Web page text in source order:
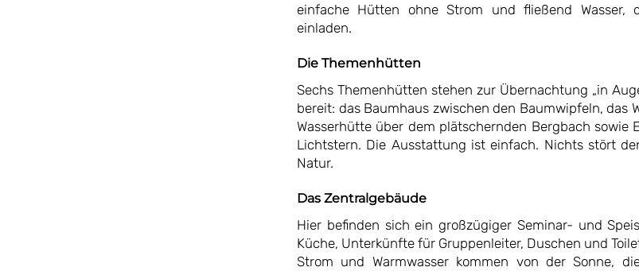
einfache Hütten ohne Strom und fließend Wasser,
einladen.
Die Themenhütten
Sechs Themenhütten stehen zur Übernachtung „in
bereit: das Baumhaus zwischen den Baumwipfeln, das
Wasserhütte über dem plätschernden Bergbach sowie
Lichtstern. Die Ausstattung ist einfach. Nichts stört
Natur.
Das Zentralgebäude
Hier befinden sich ein großzügiger Seminar- und
Küche, Unterkünfte für Gruppenleiter, Duschen und
Strom und Warmwasser kommen von der Sonne,